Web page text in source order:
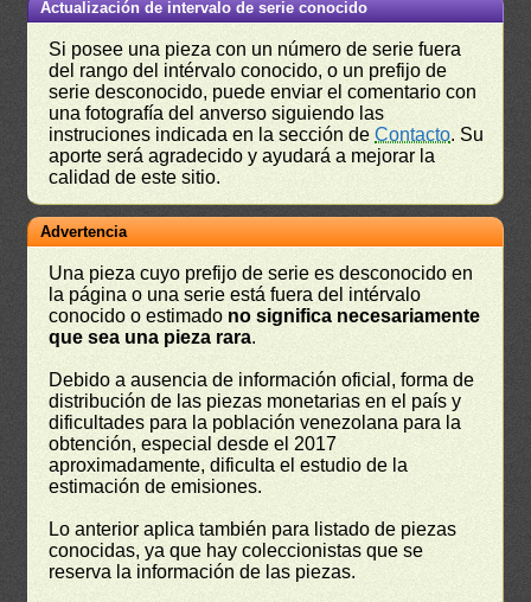
Actualización de intervalo de serie conocido
Si posee una pieza con un número de serie fuera
del rango del intérvalo conocido, o un prefijo de
serie desconocido, puede enviar el comentario con
una fotografía del anverso siguiendo las
instruciones indicada en la sección deContacto. Su
aporte será agradecido y ayudará a mejorar la
calidad de este sitio.
Advertencia
Una pieza cuyo prefijo de serie es desconocido en
la página o una serie está fuera del intérvalo
conocido o estimado no significa necesariamente
que sea una pieza rara.
Debido a ausencia de información oficial, forma de
distribución de las piezas monetarias en el país y
dificultades para la población venezolana para la
obtención, especial desde el 2017
aproximadamente, dificulta el estudio de la
estimación de emisiones.
Lo anterior aplica también para listado de piezas
conocidas, ya que hay coleccionistas que se
reserva la información de las piezas.